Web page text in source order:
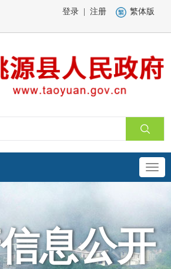
登录 注册 繁体版
息公开